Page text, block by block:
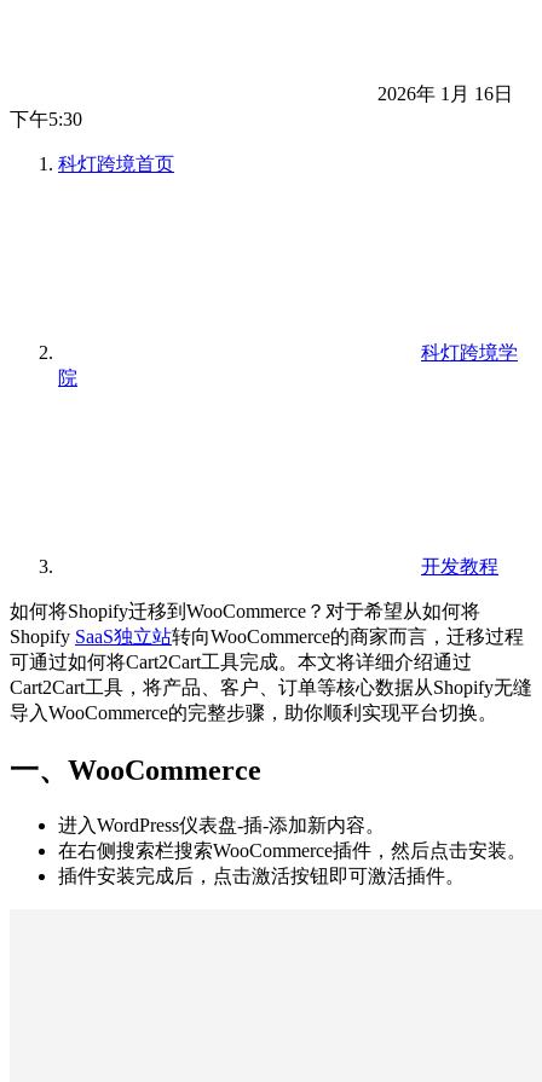
2026年 1月 16日
下午5:30
科灯跨境首页
科灯跨境学
院
开发教程
如何将Shopify迁移到WooCommerce？对于希望从如何将
Shopify SaaS独立站转向WooCommerce的商家而言，迁移过程
可通过如何将Cart2Cart工具完成。本文将详细介绍通过
Cart2Cart工具，将产品、客户、订单等核心数据从Shopify无缝
导入WooCommerce的完整步骤，助你顺利实现平台切换。
一、WooCommerce
进入WordPress仪表盘-插-添加新内容。
在右侧搜索栏搜索WooCommerce插件，然后点击安装。
插件安装完成后，点击激活按钮即可激活插件。